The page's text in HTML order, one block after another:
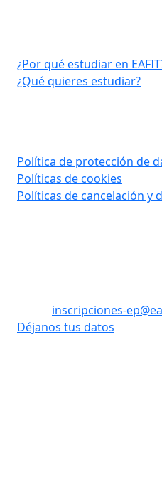
¿Por qué estudiar en
¿Qué quieres estudiar?
Política de protección de
Políticas de cookies
Políticas de cancelación y
inscripciones-
Déjanos tus datos